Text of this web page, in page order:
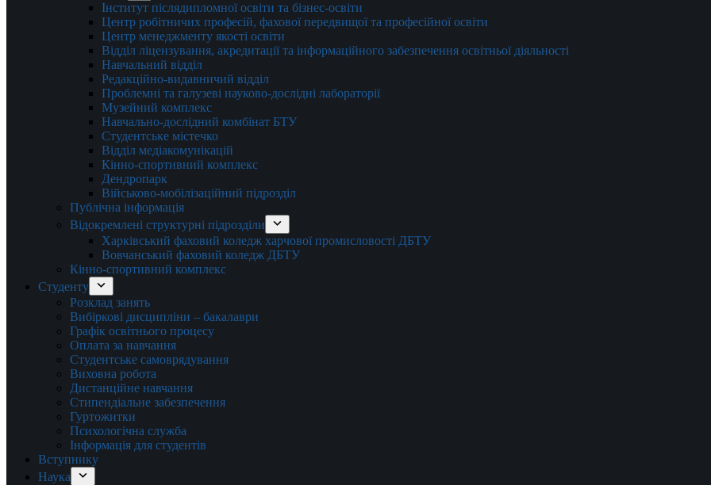
Інститут післядипломної освіти та бізнес-освіти
Центр робітничих професій, фахової передвищої та професійної освіти
Центр менеджменту якості освіти
Відділ ліцензування, акредитації та інформаційного забезпечення освітньої діяльності
Навчальний відділ
Редакційно-видавничий відділ
Проблемні та галузеві науково-дослідні лабораторії
Музейний комплекс
Навчально-дослідний комбінат БТУ
Студентське містечко
Відділ медіакомунікацій
Кінно-спортивний комплекс
Дендропарк
Військово-мобілізаційний підрозділ
Публічна інформація
Відокремлені структурні підрозділи
Харківський фаховий коледж харчової промисловості ДБТУ
Вовчанський фаховий коледж ДБТУ
Кінно-спортивний комплекс
Студенту
Розклад занять
Вибіркові дисципліни – бакалаври
Графік освітнього процесу
Оплата за навчання
Студентське самоврядування
Виховна робота
Дистанційне навчання
Стипендіальне забезпечення
Гуртожитки
Психологічна служба
Інформація для студентів
Вступнику
Наука